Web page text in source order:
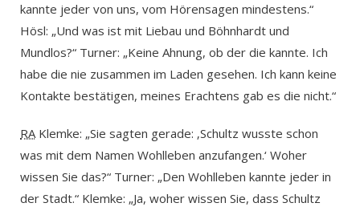
kannte jeder von uns, vom Hörensagen mindestens.“
Hösl: „Und was ist mit Liebau und Böhnhardt und
Mundlos?“ Turner: „Keine Ahnung, ob der die kannte. Ich
habe die nie zusammen im Laden gesehen. Ich kann keine
Kontakte bestätigen, meines Erachtens gab es die nicht.“
RA Klemke: „Sie sagten gerade: ‚Schultz wusste schon
was mit dem Namen Wohlleben anzufangen.‘ Woher
wissen Sie das?“ Turner: „Den Wohlleben kannte jeder in
der Stadt.“ Klemke: „Ja, woher wissen Sie, dass Schultz